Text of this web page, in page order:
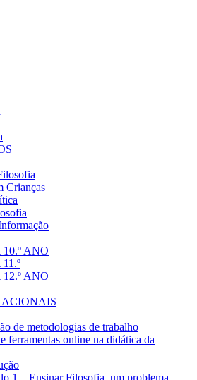
Crianças
ANO
ANO
de metodologias de trabalho
ferramentas online na didática da
1 – Ensinar Filosofia, um problema